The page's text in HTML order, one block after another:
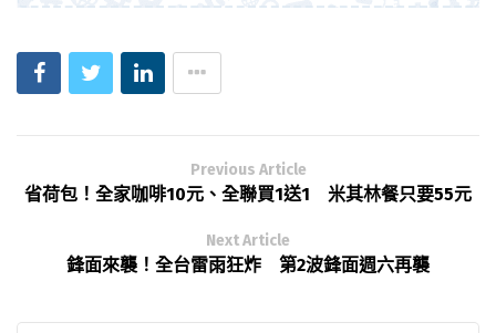
Previous Article
省荷包！全家咖啡10元、全聯買1送1 米其林餐只要55元
Next Article
鋒面來襲！全台雷雨狂炸 第2波鋒面週六再襲